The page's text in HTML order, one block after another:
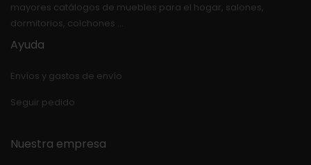
mayores catálogos de muebles para el hogar, salones,
dormitorios, colchones …
Ayuda
Envíos y gastos de envío
Seguir pedido
Nuestra empresa